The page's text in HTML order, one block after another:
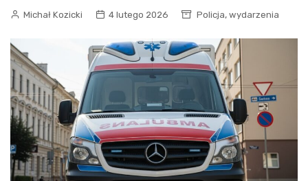
Michał Kozicki 4 lutego 2026 Policja, wydarzenia